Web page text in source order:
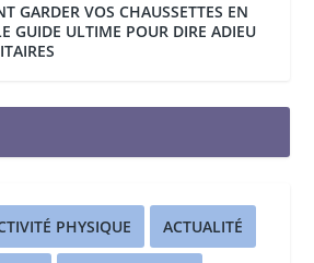
GARDER VOS CHAUSSETTES EN
GUIDE ULTIME POUR DIRE ADIEU
PHYSIQUE ACTUALITÉ